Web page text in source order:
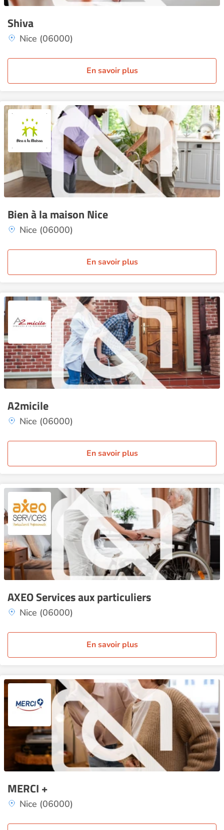
Shiva
Nice (06000)
En savoir plus
Bien à la maison Nice
Nice (06000)
En savoir plus
A2micile
Nice (06000)
En savoir plus
AXEO Services aux particuliers
Nice (06000)
En savoir plus
MERCI +
Nice (06000)